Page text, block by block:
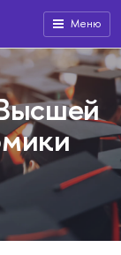
Меню